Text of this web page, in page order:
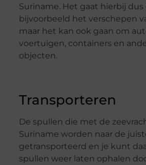
Suriname. Het gaat hierbij dus
bijvoorbeeld het verschepen
maar het kan ook gaan om
voertuigen, containers en
objecten.
Transporteren
De spullen die met de
Suriname worden naar de
getransporteerd en je kunt
spullen weer laten ophalen